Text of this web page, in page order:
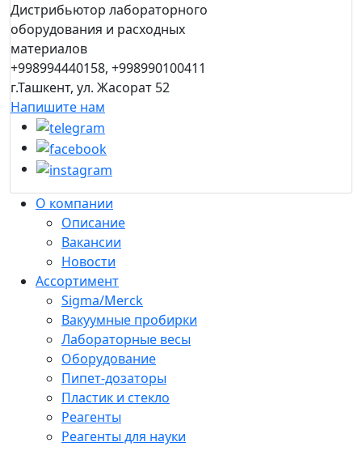
Дистрибьютор лабораторного
оборудования и расходных
материалов
+998994440158, +998990100411
г.Ташкент, ул. Жасорат 52
Напишите нам
О компании
Описание
Вакансии
Новости
Ассортимент
Sigma/Merck
Вакуумные пробирки
Лабораторные весы
Оборудование
Пипет-дозаторы
Пластик и стекло
Реагенты
Реагенты для науки